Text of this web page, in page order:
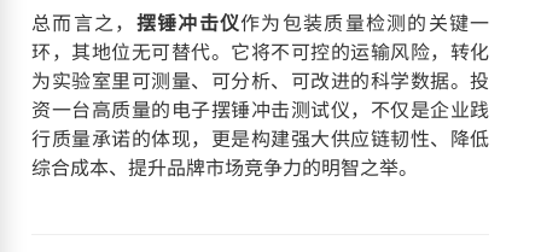
总而言之， 摆锤冲击仪作为包装质量检测的关键一
环，其地位无可替代。它将不可控的运输风险，转化
为实验室里可测量、可分析、可改进的科学数据。投
资一台高质量的电子摆锤冲击测试仪，不仅是企业践
行质量承诺的体现，更是构建强大供应链韧性、降低
综合成本、提升品牌市场竞争力的明智之举。